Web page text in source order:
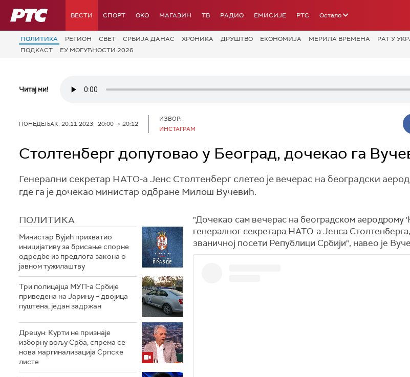
РТС ВЕСТИ СПОРТ OKO МАГАЗИН ТВ РАДИО ЕМИСИЈЕ РТС Остало
ПОЛИТИКА РЕГИОН СВЕТ СРБИЈА ДАНАС ХРОНИКА ДРУШТВО ЕКОНОМИЈА МЕРИЛА ВРЕМЕНА РАТ У
ПОДКАСТ
ЕУ МОГУЋНОСТИ 2026
Читај ми!
ПОНЕДЕЉАК, 20.11.2023, 20:00 -> 20:12
ИЗВОР:
ИНСТАГРАМ
Столтенберг допутовао у Београд, дочекао га
Генерални секретар НАТО-а Јенс Столтенберг слетео је вечерас на београдски
где га је дочекао министар одбране Милош Вучевић.
ПОЛИТИКА
Министар Вујић прихватио
иницијативу за брисање спорне
одредбе из предлога закона o
јавном тужилаштву
Три полицајца МУП-а Србије
приведена на Јарињу – двојица
пуштена, један задржан
Дрецун: Курти не признаје
изборну вољу Срба, спрема се
нова маргинализација Српске
листе
"Дочекао сам вечерас на београдском аеродрому
генералног секретара НАТО-а Јенса
званичној посети Републици Србији", навео је